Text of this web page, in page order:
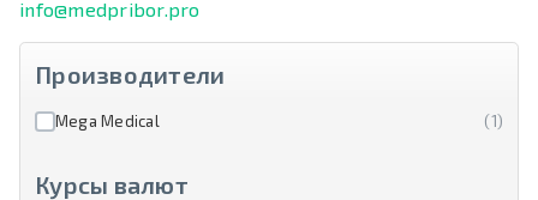
info@medpribor.pro
Производители
Mega Medical (1)
Курсы валют